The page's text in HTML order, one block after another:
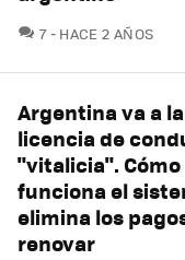
7COMENTARIOS
HACE 2 AÑOS
Argentina va a
licencia de
"vitalicia". Cómo
funciona el
elimina los
renovar